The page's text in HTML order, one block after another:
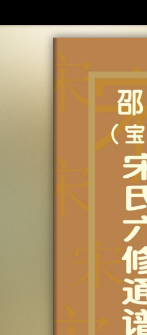
公房-卷三十三